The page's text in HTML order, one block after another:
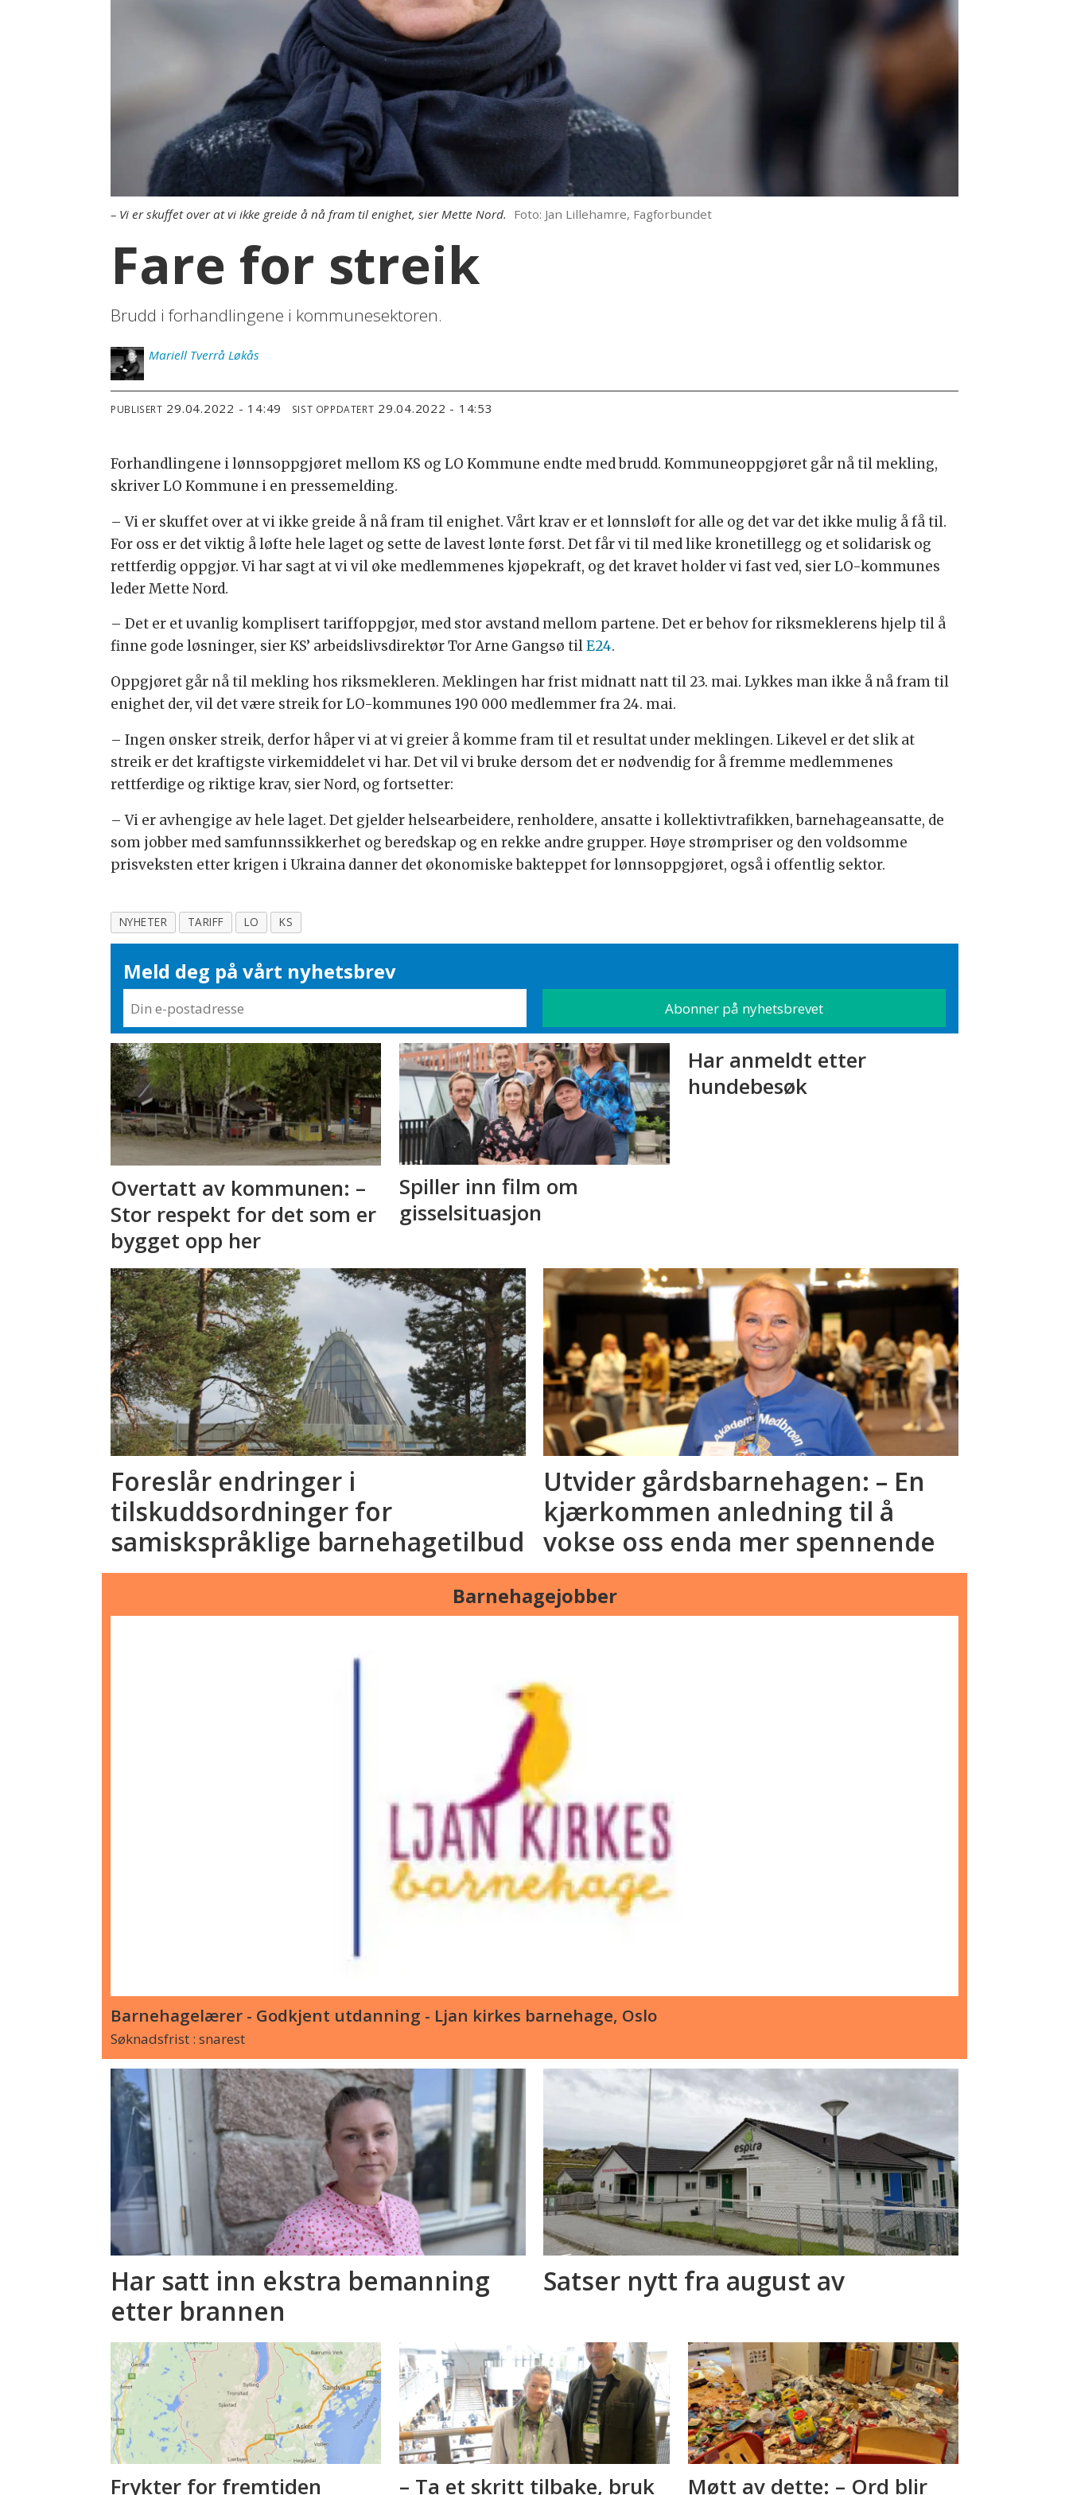
– Vi er skuffet over at vi ikke greide å nå fram til enighet, sier Mette Nord. Foto: Jan Lillehamre, Fagforbundet
Fare for streik
Brudd i forhandlingene i kommunesektoren.
Mariell Tverrå Løkås
PUBLISERT 29.04.2022 - 14:49 SIST OPPDATERT 29.04.2022 - 14:53
Forhandlingene i lønnsoppgjøret mellom KS og LO Kommune endte med brudd. Kommuneoppgjøret går nå til mekling,
skriver LO Kommune i en pressemelding.
– Vi er skuffet over at vi ikke greide å nå fram til enighet. Vårt krav er et lønnsløft for alle og det var det ikke mulig å få til.
For oss er det viktig å løfte hele laget og sette de lavest lønte først. Det får vi til med like kronetillegg og et solidarisk og
rettferdig oppgjør. Vi har sagt at vi vil øke medlemmenes kjøpekraft, og det kravet holder vi fast ved, sier LO-kommunes
leder Mette Nord.
– Det er et uvanlig komplisert tariffoppgjør, med stor avstand mellom partene. Det er behov for riksmeklerens hjelp til å
finne gode løsninger, sier KS’ arbeidslivsdirektør Tor Arne Gangsø tilE24.
Oppgjøret går nå til mekling hos riksmekleren. Meklingen har frist midnatt natt til 23. mai. Lykkes man ikke å nå fram til
enighet der, vil det være streik for LO-kommunes 190 000 medlemmer fra 24. mai.
– Ingen ønsker streik, derfor håper vi at vi greier å komme fram til et resultat under meklingen. Likevel er det slik at
streik er det kraftigste virkemiddelet vi har. Det vil vi bruke dersom det er nødvendig for å fremme medlemmenes
rettferdige og riktige krav, sier Nord, og fortsetter:
– Vi er avhengige av hele laget. Det gjelder helsearbeidere, renholdere, ansatte i kollektivtrafikken, barnehageansatte, de
som jobber med samfunnssikkerhet og beredskap og en rekke andre grupper. Høye strømpriser og den voldsomme
prisveksten etter krigen i Ukraina danner det økonomiske bakteppet for lønnsoppgjøret, også i offentlig sektor.
NYHETER TARIFF LO KS
Meld deg på vårt nyhetsbrev
Overtatt av kommunen: –
Stor respekt for det som er
bygget opp her
Spiller inn film om
gisselsituasjon
Har anmeldt etter
hundebesøk
Foreslår endringer i
tilskuddsordninger for
samiskspråklige barnehagetilbud
Utvider gårdsbarnehagen: – En
kjærkommen anledning til å
vokse oss enda mer spennende
Barnehagejobber
Barnehagelærer - Godkjent utdanning - Ljan kirkes barnehage, Oslo
Søknadsfrist : snarest
Har satt inn ekstra bemanning
etter brannen
Satser nytt fra august av
Frykter for fremtiden – Ta et skritt tilbake, bruk Møtt av dette: – Ord blir